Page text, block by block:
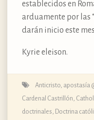
establecidos en
arduamente por las
darán inicio este
Kyrie eleison.
Anticristo apostasía
Cardenal Castrillón
doctrinales Doctrina